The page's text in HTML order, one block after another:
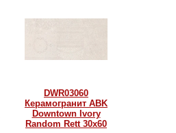
DWR03060
Керамогранит ABK
Downtown Ivory
Random Rett 30х60